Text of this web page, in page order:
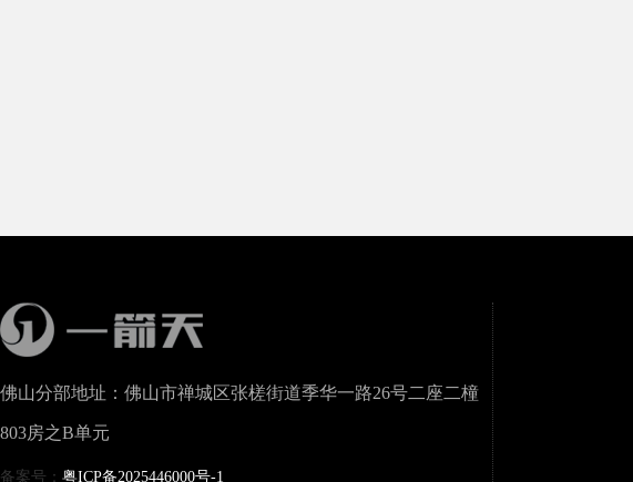
佛山分部地址：佛山市禅城区张槎街道季华一路26号二座二橦
803房之B单元
备案号： 粤ICP备2025446000号-1